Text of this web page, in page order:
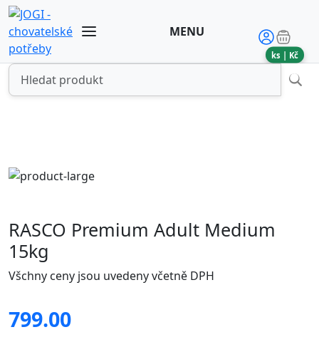
MENU
ks | Kč
RASCO Premium Adult Medium
15kg
Všchny ceny jsou uvedeny včetně DPH
799.00